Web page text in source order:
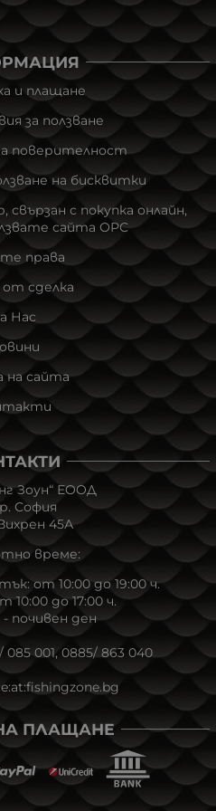
и плащане
за ползване
поверителност
на бисквитки
свързан с покупка онлайн,
сайта ОРС
права
сделка
Нас
на сайта
Зоун“ ЕOOД
София
45А
време:
от 10:00 до 19:00 ч.
до 17:00 ч.
ден
085 001, 0885/ 863 040
ПЛАЩАНЕ